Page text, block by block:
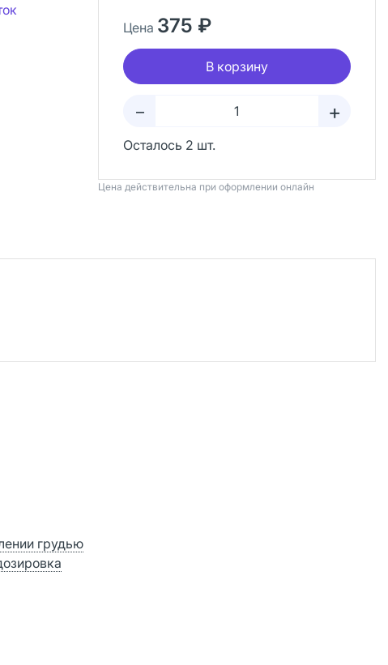
Цена 375 ₽
В корзину
– +
Осталось 2 шт.
Цена действительна при оформлении онлайн
грудью